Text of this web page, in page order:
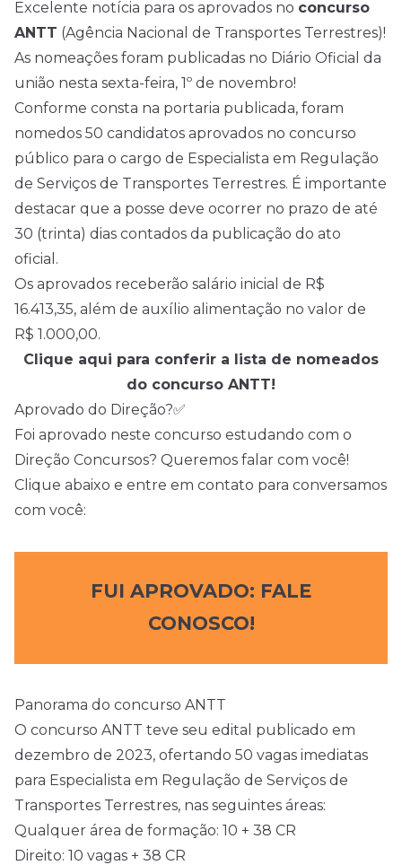
Excelente notícia para os aprovados no concurso
ANTT (Agência Nacional de Transportes Terrestres)!
As nomeações foram publicadas no Diário Oficial da
união nesta sexta-feira, 1º de novembro!
Conforme consta na portaria publicada, foram
nomedos 50 candidatos aprovados no concurso
público para o cargo de Especialista em Regulação
de Serviços de Transportes Terrestres. É importante
destacar que a posse deve ocorrer no prazo de até
30 (trinta) dias contados da publicação do ato
oficial.
Os aprovados receberão salário inicial de R$
16.413,35, além de auxílio alimentação no valor de
R$ 1.000,00.
Clique aqui para conferir a lista de nomeados
do concurso ANTT!
Aprovado do Direção?✅
Foi aprovado neste concurso estudando com o
Direção Concursos? Queremos falar com você!
Clique abaixo e entre em contato para conversamos
com você:
FUI APROVADO: FALE
CONOSCO!
Panorama do concurso ANTT
O concurso ANTT teve seu edital publicado em
dezembro de 2023, ofertando 50 vagas imediatas
para Especialista em Regulação de Serviços de
Transportes Terrestres, nas seguintes áreas:
Qualquer área de formação: 10 + 38 CR
Direito: 10 vagas + 38 CR